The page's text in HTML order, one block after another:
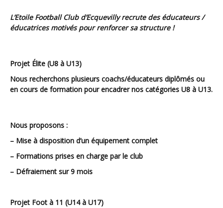
L’Etoile Football Club d’Ecquevilly recrute des éducateurs /
éducatrices motivés pour renforcer sa structure !
Projet Élite (U8 à U13)
Nous recherchons plusieurs coachs/éducateurs diplômés ou
en cours de formation pour encadrer nos catégories U8 à U13.
Nous proposons :
– Mise à disposition d’un équipement complet
– Formations prises en charge par le club
– Défraiement sur 9 mois
Projet Foot à 11 (U14 à U17)